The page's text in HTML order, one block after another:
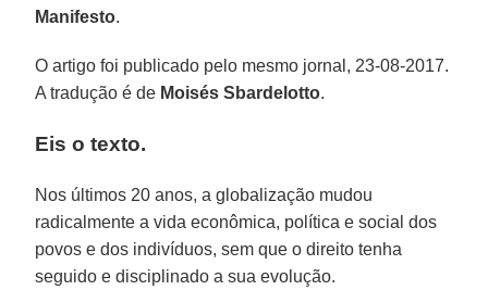
Manifesto.
O artigo foi publicado pelo mesmo jornal, 23-08-2017.
A tradução é de Moisés Sbardelotto.
Eis o texto.
Nos últimos 20 anos, a globalização mudou
radicalmente a vida econômica, política e social dos
povos e dos indivíduos, sem que o direito tenha
seguido e disciplinado a sua evolução.